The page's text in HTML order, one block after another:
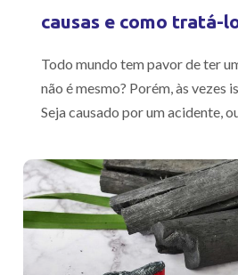
causas e como tratá-
Todo mundo tem pavor de ter
não é mesmo? Porém, às vezes
Seja causado por um acidente,